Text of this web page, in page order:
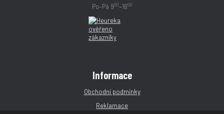
Po–Pá 900–1600
Informace
Obchodní podmínky
Reklamace